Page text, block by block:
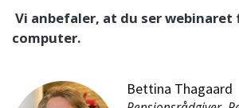
Vi anbefaler, at du ser webinaret
computer.
Bettina Thagaard